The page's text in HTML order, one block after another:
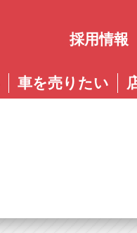
採用情報
アップル恵那店
車を売りたい